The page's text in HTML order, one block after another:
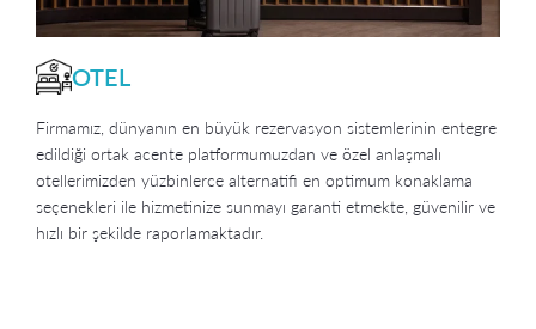
OTEL
Firmamız, dünyanın en büyük rezervasyon sistemlerinin entegre
edildiği ortak acente platformumuzdan ve özel anlaşmalı
otellerimizden yüzbinlerce alternatifi en optimum konaklama
seçenekleri ile hizmetinize sunmayı garanti etmekte, güvenilir ve
hızlı bir şekilde raporlamaktadır.